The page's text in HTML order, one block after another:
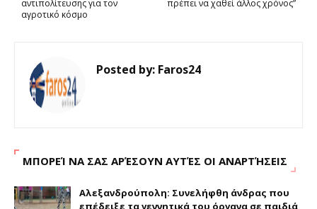
πρέπει να χαθεί άλλος χρόνος”
αντιπολίτευσης για τον
αγροτικό κόσμο
Posted by: Faros24
ΜΠΟΡΕΊ ΝΑ ΣΑΣ ΑΡΈΣΟΥΝ ΑΥΤΈΣ ΟΙ ΑΝΑΡΤΉΣΕΙΣ
Αλεξανδρούπολη: Συνελήφθη άνδρας που